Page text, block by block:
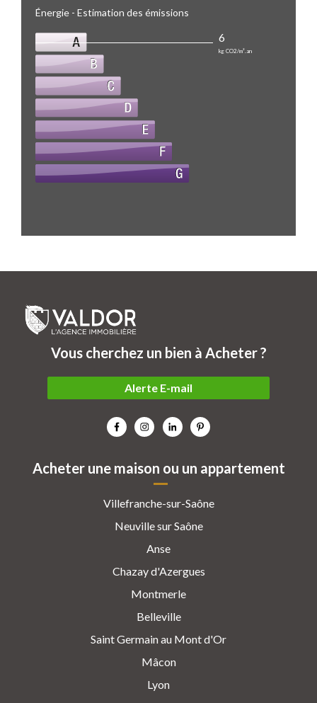
Énergie - Estimation des émissions
6
kg CO2/m².an
Acheter une maison ou un appartement
Villefranche-sur-Saône
Neuville sur Saône
Anse
Chazay d'Azergues
Montmerle
Belleville
Saint Germain au Mont d'Or
Mâcon
Lyon
Vous cherchez un bien à Acheter ?
Alerte E-mail